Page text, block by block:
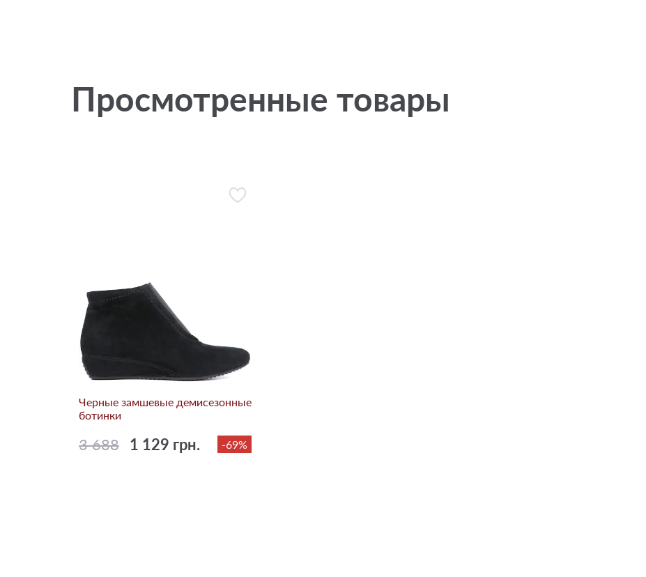
Просмотренные товары
Черные замшевые демисезонные
ботинки
3 688 1 129 грн. -69%